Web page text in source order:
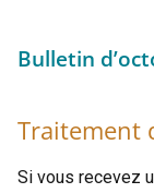
Bulletin
Traitement
Si vous recevez